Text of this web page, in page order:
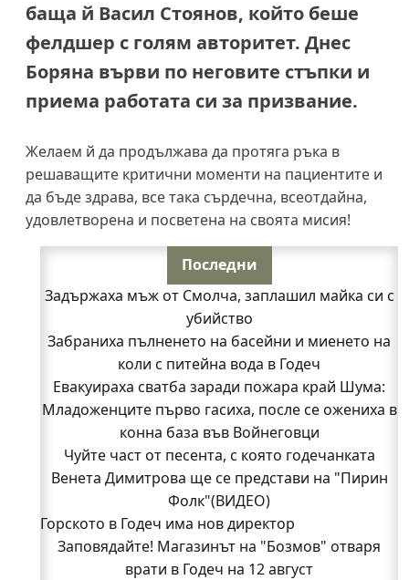
баща й Васил Стоянов, който беше
фелдшер с голям авторитет. Днес
Боряна върви по неговите стъпки и
приема работата си за призвание.
Желаем й да продължава да протяга ръка в
решаващите критични моменти на пациентите и
да бъде здрава, все така сърдечна, всеотдайна,
удовлетворена и посветена на своята мисия!
Последни
Задържаха мъж от Смолча, заплашил майка си с
убийство
Забраниха пълненето на басейни и миенето на
коли с питейна вода в Годеч
Евакуираха сватба заради пожара край Шума:
Младоженците първо гасиха, после се ожениха в
конна база във Войнеговци
Чуйте част от песента, с която годечанката
Венета Димитрова ще се представи на "Пирин
Фолк"(ВИДЕО)
Горското в Годеч има нов директор
Заповядайте! Магазинът на "Бозмов" отваря
врати в Годеч на 12 август